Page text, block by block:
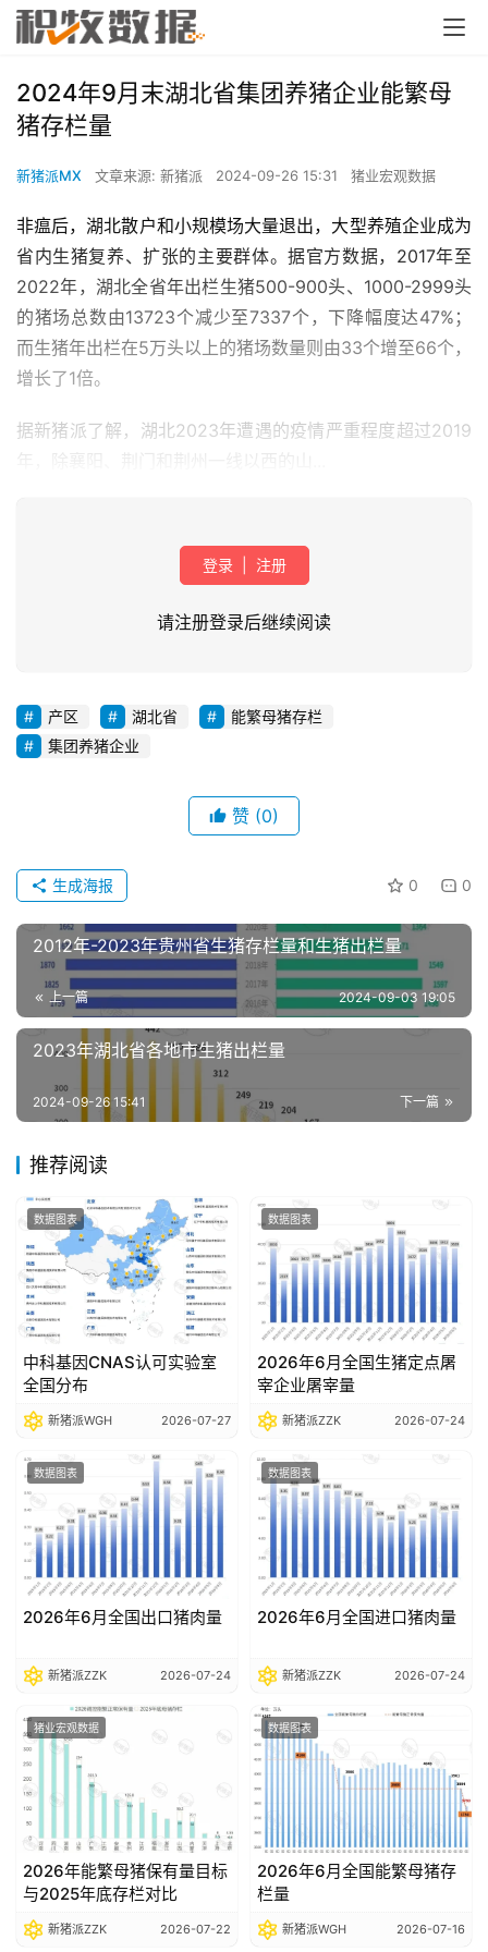
首
页
新
闻
析
报
告
据
图
表
今
日
猪
价
2024年9月末湖北省集团养猪企业能繁母
猪存栏量
新猪派MX 文章来源: 新猪派 2024-09-26 15:31 猪业宏观数据
非瘟后，湖北散户和小规模场大量退出，大型养殖企业成为
省内生猪复养、扩张的主要群体。据官方数据，2017年至
2022年，湖北全省年出栏生猪500-900头、1000-2999头
的猪场总数由13723个减少至7337个，下降幅度达47%；
而生猪年出栏在5万头以上的猪场数量则由33个增至66个，
增长了1倍。
据新猪派了解，湖北2023年遭遇的疫情严重程度超过2019
登录 注册
请注册登录后继续阅读
产区 湖北省
能繁母猪存栏
集团养猪企业
赞 (0)
0 0
生成海报
2012年-2023年贵州省生猪存栏量和生猪出栏量
上一篇 2024-09-03 19:05
2023年湖北省各地市生猪出栏量
下一篇
2024-09-26 15:41
推荐阅读
数据图表
中科基因CNAS认可实验室
全国分布
新猪派WGH 2026-07-27
数据图表
2026年6月全国生猪定点屠
宰企业屠宰量
新猪派ZZK 2026-07-24
数据图表
2026年6月全国出口猪肉量
新猪派ZZK 2026-07-24
数据图表
2026年6月全国进口猪肉量
新猪派ZZK 2026-07-24
猪业宏观数据
2026年能繁母猪保有量目标
与2025年底存栏对比
新猪派ZZK 2026-07-22
数据图表
2026年6月全国能繁母猪存
栏量
新猪派WGH 2026-07-16